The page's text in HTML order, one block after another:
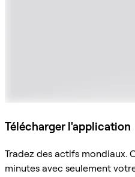
Télécharger l'application
Tradez des actifs mondiaux.
minutes avec seulement